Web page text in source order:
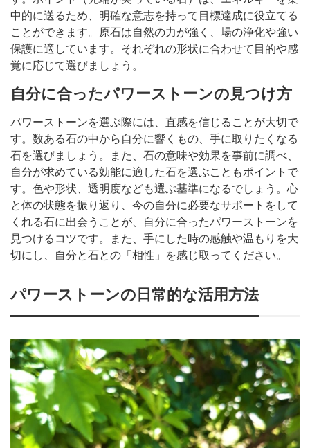
中的に送るため、明確な意志を持って目標達成に役立てる
ことができます。原石は自然の力が強く、場の浄化や強い
保護に適しています。それぞれの形状に合わせて目的や感
覚に応じて選びましょう。
自分に合ったパワーストーンの見つけ方
パワーストーンを選ぶ際には、直感を信じることが大切で
す。数ある石の中から自分に響くもの、手に取りたくなる
石を選びましょう。また、石の意味や効果を事前に調べ、
自分が求めている効能に適した石を選ぶこともポイントで
す。色や形状、透明度なども選ぶ基準になるでしょう。心
と体の状態を振り返り、今の自分に必要なサポートをして
くれる石に出会うことが、自分に合ったパワーストーンを
見つけるコツです。また、手にした時の感触や温もりを大
切にし、自分と石との「相性」を感じ取ってください。
パワーストーンの日常的な活用方法